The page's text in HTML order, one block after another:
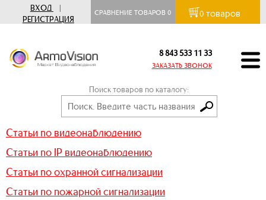
ВХОД
|
РЕГИСТРАЦИЯ
СРАВНЕНИЕ ТОВАРОВ0 0 товаров
8 843 533 11 33
ЗАКАЗАТЬ ЗВОНОК
Поиск товаров по каталогу:
Статьи по видеонаблюдению
Статьи по IP видеонаблюдению
Статьи по охранной сигнализации
Статьи по пожарной сигнализации